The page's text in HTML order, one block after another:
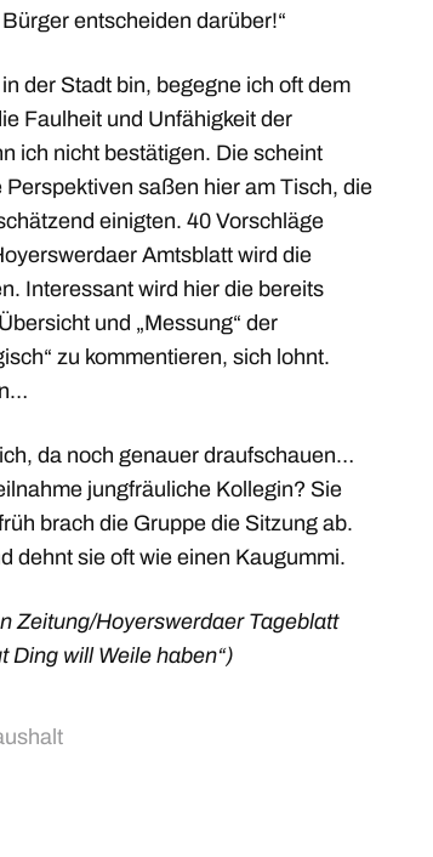
entscheiden darüber!“
der Stadt bin, begegne ich oft dem
Faulheit und Unfähigkeit der
ich nicht bestätigen. Die scheint
saßen hier am Tisch, die
einigten. 40 Vorschläge
Amtsblatt wird die
Interessant wird hier die bereits
und „Messung“ der
zu kommentieren, sich lohnt.
da noch genauer draufschauen…
jungfräuliche Kollegin? Sie
brach die Gruppe die Sitzung ab.
dehnt sie oft wie einen Kaugummi.
Zeitung/Hoyerswerdaer Tageblatt
Ding will Weile haben“)